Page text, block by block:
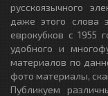
русскоязычного
даже этого слова
еврокубков с 1955
удобного и
материалов по
фото материалы,
Публикуем